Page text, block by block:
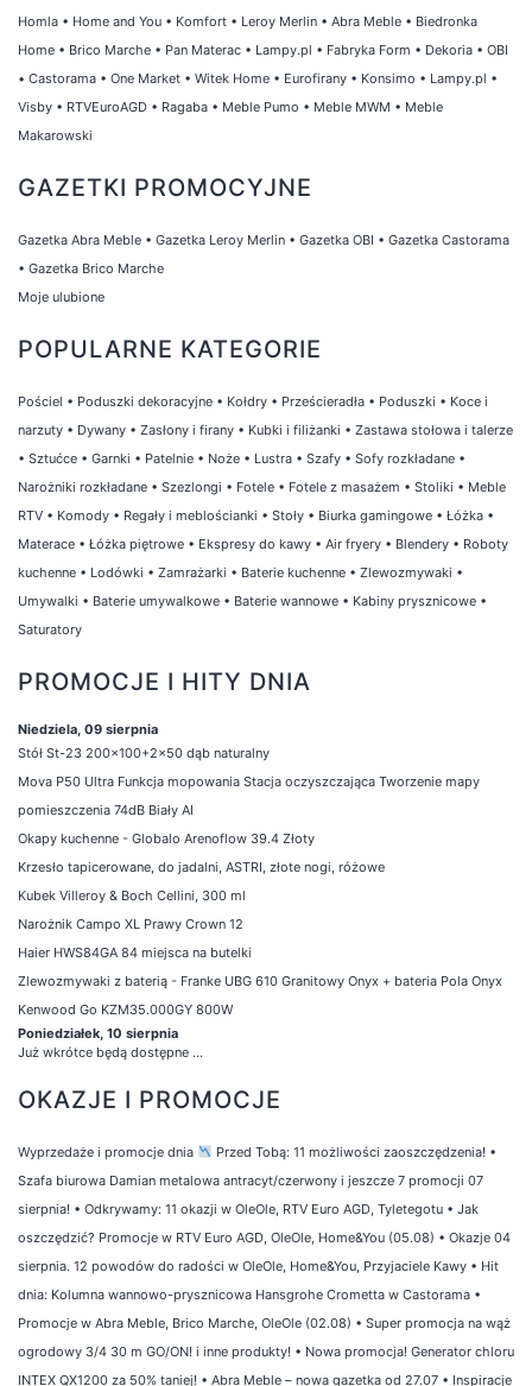
Homla • Home and You • Komfort • Leroy Merlin • Abra Meble • Biedronka
Home • Brico Marche • Pan Materac • Lampy.pl • Fabryka Form • Dekoria • OBI
• Castorama • One Market • Witek Home • Eurofirany • Konsimo • Lampy.pl •
Visby • RTVEuroAGD • Ragaba • Meble Pumo • Meble MWM • Meble
Makarowski
GAZETKI PROMOCYJNE
Gazetka Abra Meble • Gazetka Leroy Merlin • Gazetka OBI • Gazetka Castorama
• Gazetka Brico Marche
Moje ulubione
POPULARNE KATEGORIE
Pościel • Poduszki dekoracyjne • Kołdry • Prześcieradła • Poduszki • Koce i
narzuty • Dywany • Zasłony i firany • Kubki i filiżanki • Zastawa stołowa i talerze
• Sztućce • Garnki • Patelnie • Noże • Lustra • Szafy • Sofy rozkładane •
Narożniki rozkładane • Szezlongi • Fotele • Fotele z masażem • Stoliki • Meble
RTV • Komody • Regały i meblościanki • Stoły • Biurka gamingowe • Łóżka •
Materace • Łóżka piętrowe • Ekspresy do kawy • Air fryery • Blendery • Roboty
kuchenne • Lodówki • Zamrażarki • Baterie kuchenne • Zlewozmywaki •
Umywalki • Baterie umywalkowe • Baterie wannowe • Kabiny prysznicowe •
Saturatory
PROMOCJE I HITY DNIA
Niedziela, 09 sierpnia
Stół St-23 200x100+2x50 dąb naturalny
Mova P50 Ultra Funkcja mopowania Stacja oczyszczająca Tworzenie mapy
pomieszczenia 74dB Biały AI
Okapy kuchenne - Globalo Arenoflow 39.4 Złoty
Krzesło tapicerowane, do jadalni, ASTRI, złote nogi, różowe
Kubek Villeroy & Boch Cellini, 300 ml
Narożnik Campo XL Prawy Crown 12
Haier HWS84GA 84 miejsca na butelki
Zlewozmywaki z baterią - Franke UBG 610 Granitowy Onyx + bateria Pola Onyx
Kenwood Go KZM35.000GY 800W
Poniedziałek, 10 sierpnia
Już wkrótce będą dostępne ...
OKAZJE I PROMOCJE
Wyprzedaże i promocje dnia Przed Tobą: 11 możliwości zaoszczędzenia!•
Szafa biurowa Damian metalowa antracyt/czerwony i jeszcze 7 promocji 07
sierpnia! • Odkrywamy: 11 okazji w OleOle, RTV Euro AGD, Tyletegotu • Jak
oszczędzić? Promocje w RTV Euro AGD, OleOle, Home&You (05.08) • Okazje 04
sierpnia. 12 powodów do radości w OleOle, Home&You, Przyjaciele Kawy • Hit
dnia: Kolumna wannowo-prysznicowa Hansgrohe Crometta w Castorama •
Promocje w Abra Meble, Brico Marche, OleOle (02.08) • Super promocja na wąż
ogrodowy 3/4 30 m GO/ON! i inne produkty! • Nowa promocja! Generator chloru
INTEX QX1200 za 50% taniej! • Abra Meble – nowa gazetka od 27.07 • Inspiracje